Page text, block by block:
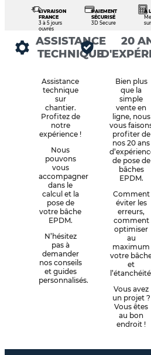
LIVRAISON
FRANCE
3 à 5 jours
ouvrés
PAIEMENT
SÉCURISÉ
3D Secure
À
ASSISTANCE
TECHNIQUE
Assistance
technique
sur
chantier.
Profitez de
notre
expérience !
Nous
pouvons
vous
accompagner
dans le
calcul et la
pose de
votre bâche
EPDM.
N’hésitez
pas à
demander
nos conseils
et guides
personnalisés.
20
Bien plus
que la
simple
vente en
ligne, nous
vous
profiter de
nos 20 ans
de pose de
bâches
EPDM.
Comment
éviter les
erreurs,
comment
optimiser
au
maximum
votre
et
Vous avez
un projet ?
Vous êtes
au bon
endroit !